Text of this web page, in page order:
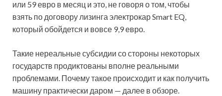
или 59 евро в месяц и это, не говоря о том, чтобы
взять по договору лизинга электрокар Smart EQ,
который обойдется и вовсе 9,9 евро.
Такие нереальные субсидии со стороны некоторых
государств продиктованы вполне реальными
проблемами. Почему такое происходит и как получить
машину практически даром — далее в обзоре.